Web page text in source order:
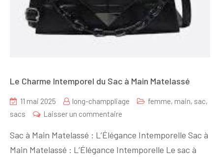
Le Charme Intemporel du Sac à Main Matelassé
11 mai 2025 long-champpliage femme, main, sac,
sacs
Laisser un commentaire
Charme
Intemporel
Sac à Main Matelassé : L’Élégance Intemporelle Sac à
Main Matelassé : L’Élégance Intemporelle Le sac à